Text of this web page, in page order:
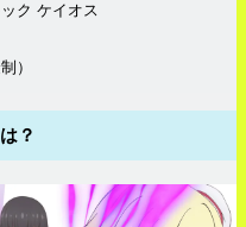
ク ケイオス
）
？